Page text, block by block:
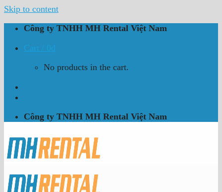
Skip to content
Công ty TNHH MH Rental Việt Nam
Cart / 0₫
No products in the cart.
Công ty TNHH MH Rental Việt Nam